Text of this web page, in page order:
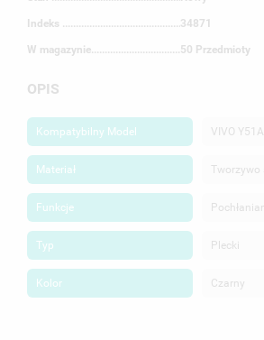
Indeks 34871
W magazynie 50 Przedmioty
OPIS
Kompatybilny Model VIVO Y51A
Materiał Tworzywo
Funkcje
Typ Plecki
Kolor Czarny